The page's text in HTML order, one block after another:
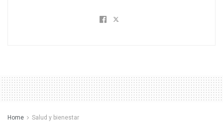
Home Salud y bienestar